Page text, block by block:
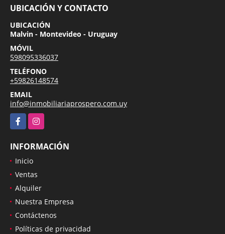
UBICACIÓN Y CONTACTO
UBICACIÓN
Malvin - Montevideo - Uruguay
MÓVIL
598095336037
TELÉFONO
+59826148574
EMAIL
info@inmobiliariaprospero.com.uy
FacebookInstagram
INFORMACIÓN
Inicio
Ventas
Alquiler
Nuestra Empresa
Contáctenos